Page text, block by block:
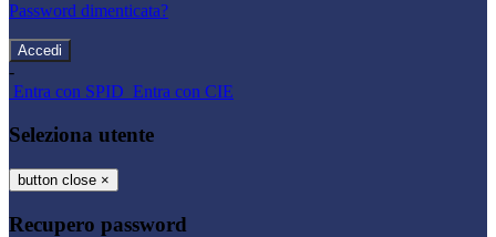
Password dimenticata?
-
Entra con SPID Entra con CIE
Seleziona utente
button close ×
Recupero password